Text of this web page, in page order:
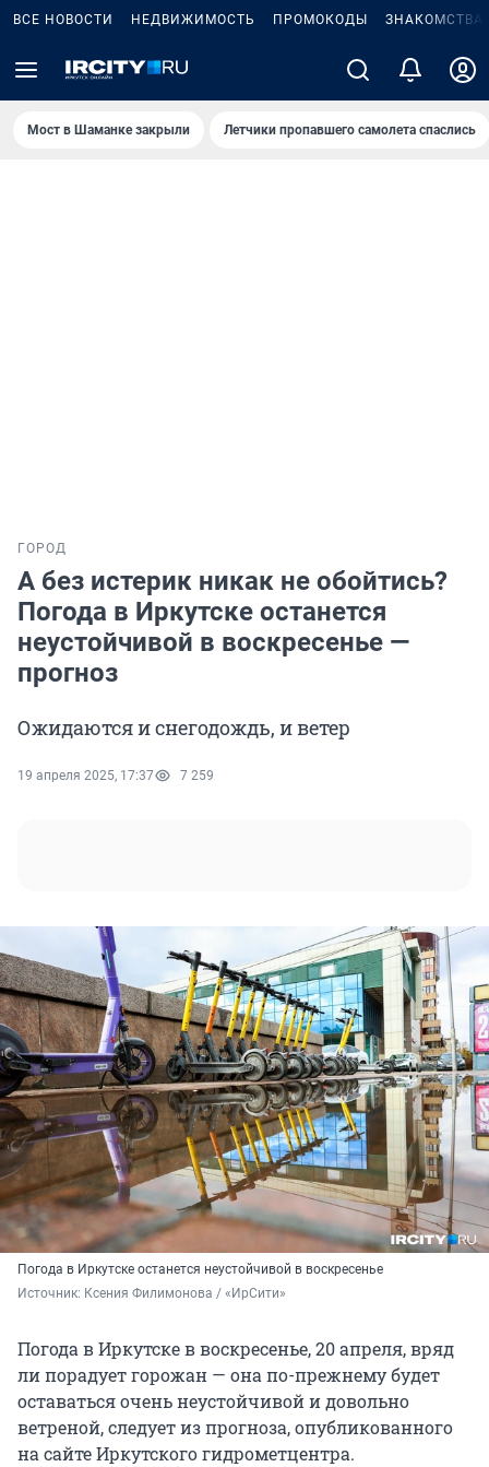
ВСЕ НОВОСТИ НЕДВИЖИМОСТЬ ПРОМОКОДЫ ЗНАКОМСТВА
Мост в Шаманке закрыли Летчики пропавшего самолета спаслись
ГОРОД
А без истерик никак не обойтись?
Погода в Иркутске останется
неустойчивой в воскресенье —
прогноз
Ожидаются и снегодождь, и ветер
19 апреля 2025, 17:37 7 259
Погода в Иркутске останется неустойчивой в воскресенье
Источник: Ксения Филимонова / «ИрСити»
Погода в Иркутске в воскресенье, 20 апреля, вряд
ли порадует горожан — она по-прежнему будет
оставаться очень неустойчивой и довольно
ветреной, следует из прогноза, опубликованного
на сайте Иркутского гидрометцентра.